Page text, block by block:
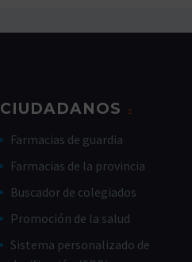
CIUDADANOS
Farmacias de guardia
Farmacias de la provincia
Buscador de colegiados
Promoción de la salud
Sistema personalizado de